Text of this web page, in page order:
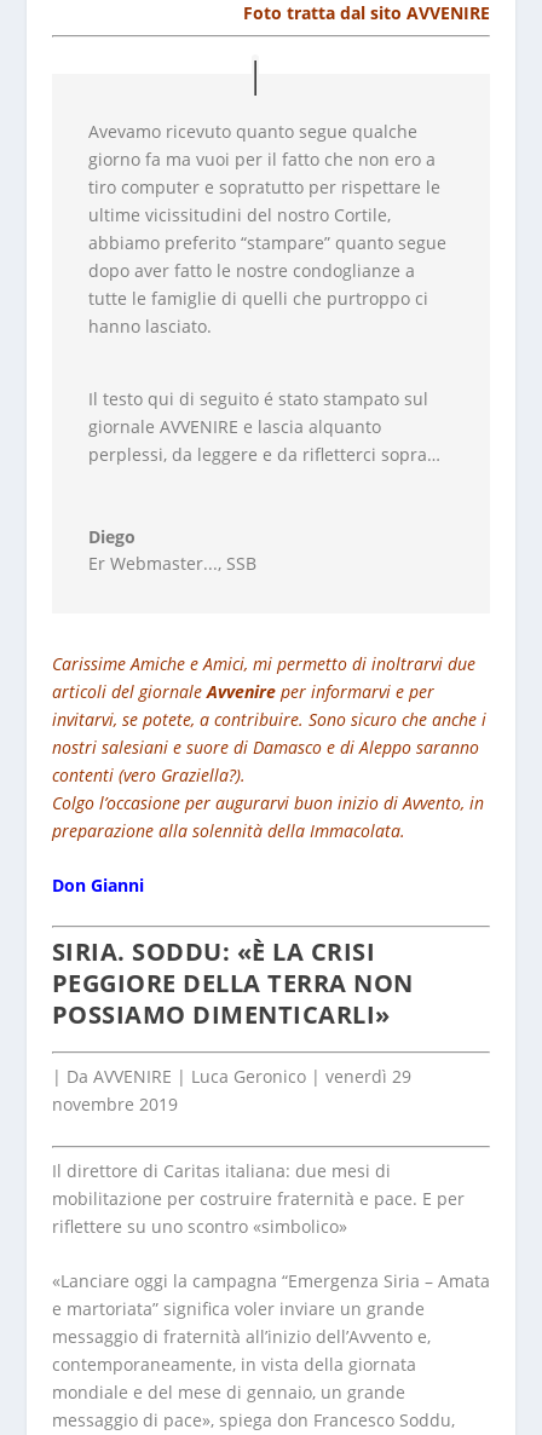
Foto tratta dal sito AVVENIRE
Avevamo ricevuto quanto segue qualche
giorno fa ma vuoi per il fatto che non ero a
tiro computer e sopratutto per rispettare le
ultime vicissitudini del nostro Cortile,
abbiamo preferito “stampare” quanto segue
dopo aver fatto le nostre condoglianze a
tutte le famiglie di quelli che purtroppo ci
hanno lasciato.
Il testo qui di seguito é stato stampato sul
giornale AVVENIRE e lascia alquanto
perplessi, da leggere e da rifletterci sopra…
Diego
Er Webmaster..., SSB
Carissime Amiche e Amici, mi permetto di inoltrarvi due
articoli del giornaleAvvenireper informarvi e per
invitarvi, se potete, a contribuire. Sono sicuro che anche i
nostri salesiani e suore di Damasco e di Aleppo saranno
contenti (vero Graziella?).
Colgo l’occasione per augurarvi buon inizio di Avvento, in
preparazione alla solennità della Immacolata.
Don Gianni
SIRIA. SODDU: «È LA CRISI
PEGGIORE DELLA TERRA NON
POSSIAMO DIMENTICARLI»
| Da AVVENIRE | Luca Geronico | venerdì 29
novembre 2019
Il direttore di Caritas italiana: due mesi di
mobilitazione per costruire fraternità e pace. E per
riflettere su uno scontro «simbolico»
«Lanciare oggi la campagna “Emergenza Siria – Amata
e martoriata” significa voler inviare un grande
messaggio di fraternità all’inizio dell’Avvento e,
contemporaneamente, in vista della giornata
mondiale e del mese di gennaio, un grande
messaggio di pace», spiega don Francesco Soddu,